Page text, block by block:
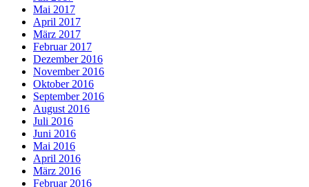
Mai 2017
April 2017
März 2017
Februar 2017
Dezember 2016
November 2016
Oktober 2016
September 2016
August 2016
Juli 2016
Juni 2016
Mai 2016
April 2016
März 2016
Februar 2016